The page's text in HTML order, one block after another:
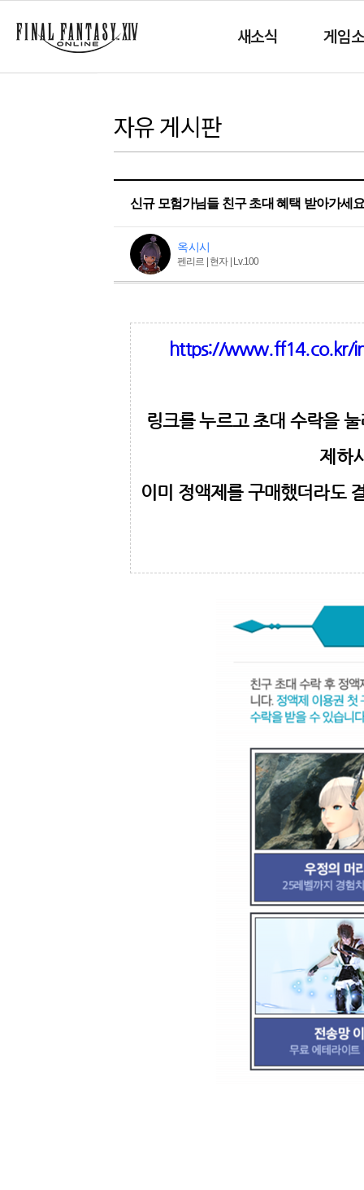
새소식 게임
자유 게시판
신규 모험가님들 친구 초대 혜택 받아가세
옥시시
펜리르 | 현자 | Lv.100
https://www.ff14.co.kr/
링크를 누르고 초대 수락을
제하
이미 정액제를 구매했더라도